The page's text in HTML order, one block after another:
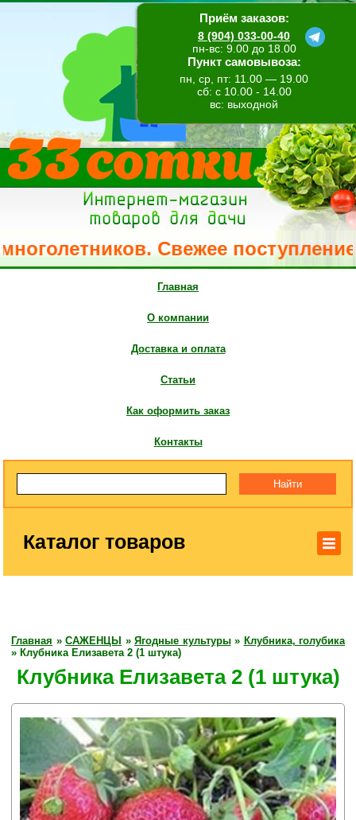
Приём заказов:
8 (904) 033-00-40
пн-вс: 9.00 до 18.00
Пункт самовывоза:
пн, ср, пт: 11.00 — 19.00
сб: с 10.00 - 14.00
вс: выходной
Свежее поступление
Главная
О компании
Доставка и оплата
Статьи
Как оформить заказ
Контакты
Каталог товаров
Главная » САЖЕНЦЫ » Ягодные культуры » Клубника, голубика
» Клубника Елизавета 2 (1 штука)
Клубника Елизавета 2 (1 штука)